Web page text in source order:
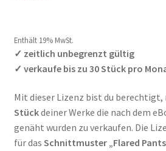
Enthält 19% MwSt.
✓ zeitlich unbegrenzt gültig
✓ verkaufe bis zu 30 Stück pro
Mit dieser Lizenz bist du
Stückdeiner Werke die nach dem
genäht wurden zu verkaufen. Die
für das Schnittmuster „Flared Pants